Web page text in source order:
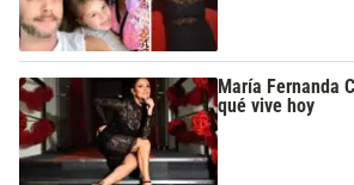
María Fernanda
qué vive hoy